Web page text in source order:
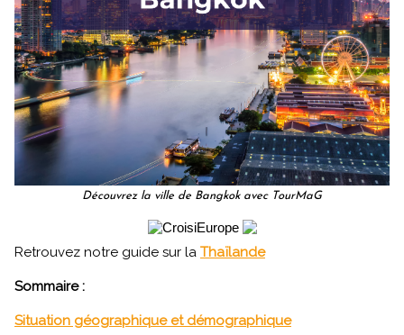
Découvrez la ville de Bangkok avec TourMaG
Retrouvez notre guide sur la Thaïlande
Sommaire :
Situation géographique et démographique